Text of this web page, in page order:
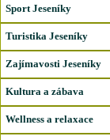
Sport Jeseníky
Turistika Jeseníky
Zajímavosti Jeseníky
Kultura a zábava
Wellness a relaxace